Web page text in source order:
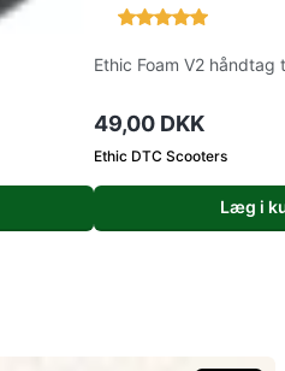
Ethic Foam V2 håndtag
49,00 DKK
Ethic DTC Scooters
Læg i